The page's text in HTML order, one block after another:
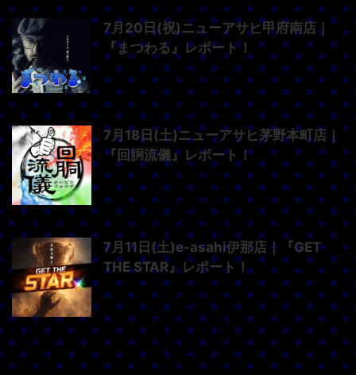
7月20日(祝)ニューアサヒ甲府南店｜
『まつわる』レポート！
7月18日(土)ニューアサヒ茅野本町店｜
『回胴流儀』レポート！
7月11日(土)e-asahi伊那店｜『GET
THE STAR』レポート！